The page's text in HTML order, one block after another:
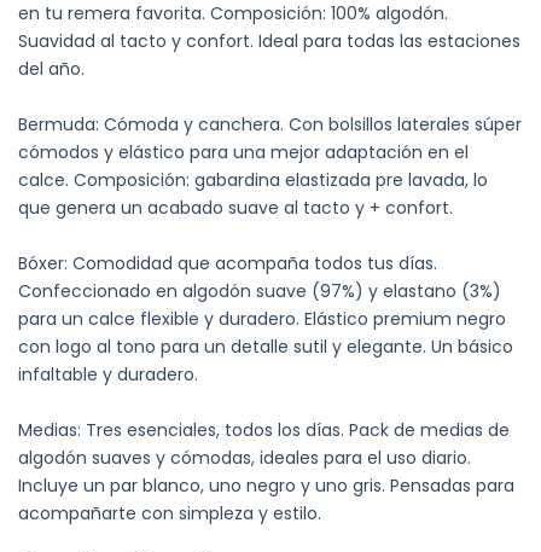
en tu remera favorita. Composición: 100% algodón.
Suavidad al tacto y confort. Ideal para todas las estaciones
del año.
Bermuda: Cómoda y canchera. Con bolsillos laterales súper
cómodos y elástico para una mejor adaptación en el
calce. Composición: gabardina elastizada pre lavada, lo
que genera un acabado suave al tacto y + confort.
Bóxer: Comodidad que acompaña todos tus días.
Confeccionado en algodón suave (97%) y elastano (3%)
para un calce flexible y duradero. Elástico premium negro
con logo al tono para un detalle sutil y elegante. Un básico
infaltable y duradero.
Medias: Tres esenciales, todos los días. Pack de medias de
algodón suaves y cómodas, ideales para el uso diario.
Incluye un par blanco, uno negro y uno gris. Pensadas para
acompañarte con simpleza y estilo.